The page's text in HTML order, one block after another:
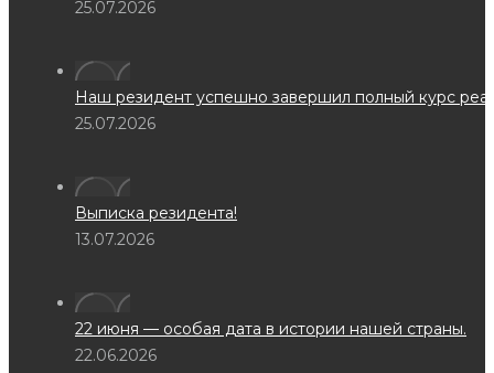
25.07.2026
Наш резидент успешно завершил полный курс
25.07.2026
Выписка резидента!
13.07.2026
22 июня — особая дата в истории нашей страны.
22.06.2026